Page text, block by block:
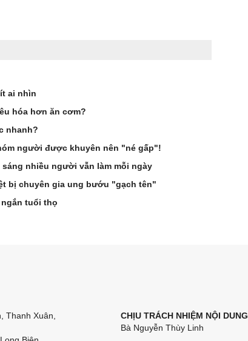
ai nhìn
hóa hơn ăn cơm?
nhanh?
người được khuyên nên "né gấp"!
nhiều người vẫn làm mỗi ngày
bị chuyên gia ung bướu "gạch tên"
tuổi thọ
Thanh Xuân,
CHỊU TRÁCH NHIỆM NỘI DUNG
Bà Nguyễn Thùy Linh